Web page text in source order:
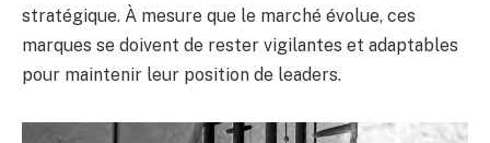
stratégique. À mesure que le marché évolue, ces
marques se doivent de rester vigilantes et adaptables
pour maintenir leur position de leaders.